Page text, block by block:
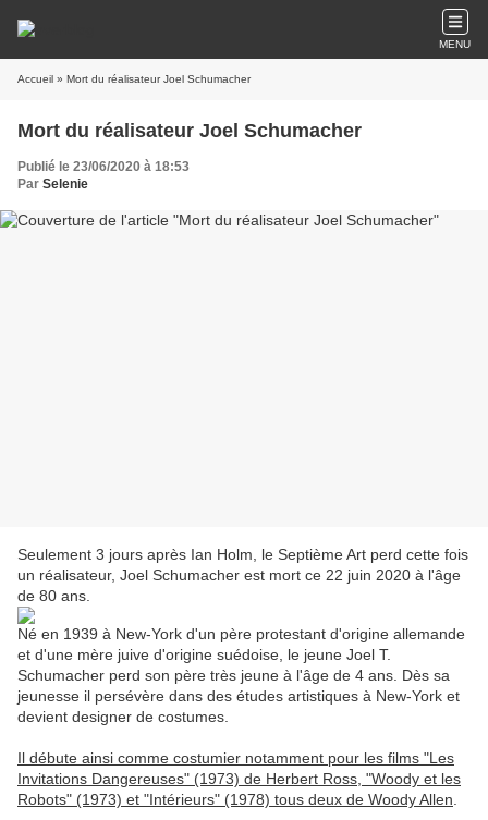
MENU
Accueil » Mort du réalisateur Joel Schumacher
Mort du réalisateur Joel Schumacher
Publié le 23/06/2020 à 18:53
Par Selenie
Seulement 3 jours après Ian Holm, le Septième Art perd cette fois
un réalisateur, Joel Schumacher est mort ce 22 juin 2020 à l'âge
de 80 ans.
Né en 1939 à New-York d'un père protestant d'origine allemande
et d'une mère juive d'origine suédoise, le jeune Joel T.
Schumacher perd son père très jeune à l'âge de 4 ans. Dès sa
jeunesse il persévère dans des études artistiques à New-York et
devient designer de costumes.
Il débute ainsi comme costumier notamment pour les films "Les
Invitations Dangereuses" (1973) de Herbert Ross, "Woody et les
Robots" (1973) et "Intérieurs" (1978) tous deux de Woody Allen